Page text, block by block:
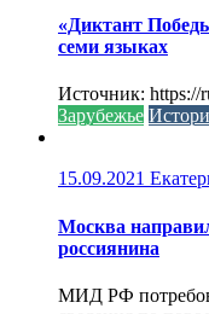
«Диктант
семи языках
Источник: https://
Зарубежье
15.09.2021
Москва
россиянина
МИД РФ